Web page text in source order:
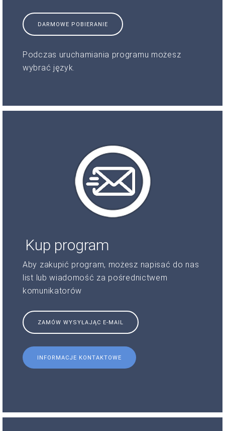
DARMOWE POBIERANIE
Podczas uruchamiania programu możesz
wybrać język.
Kup program
Aby zakupić program, możesz napisać do nas
list lub wiadomość za pośrednictwem
komunikatorów
ZAMÓW WYSYŁAJĄC E-MAIL
INFORMACJE KONTAKTOWE